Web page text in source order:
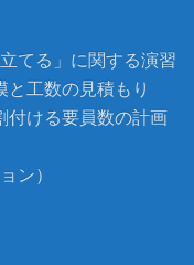
てる」に関する演習
工数の見積もり
付ける要員数の計画
ン）